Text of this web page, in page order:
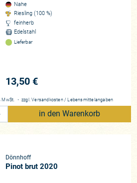
Nahe
Riesling (100 %)
feinherb
Edelstahl
Lieferbar
13,50 €
MwSt. ・ zzgl.Versandkosten / Lebensmittelangaben
in den Warenkorb
Dönnhoff
Pinot brut 2020